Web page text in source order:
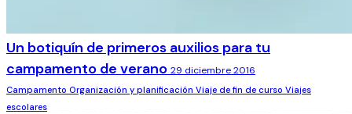
Un botiquín de primeros auxilios para tu
campamento de verano 29 diciembre 2016
Campamento Organización y planificación Viaje de fin de curso Viajes
escolares